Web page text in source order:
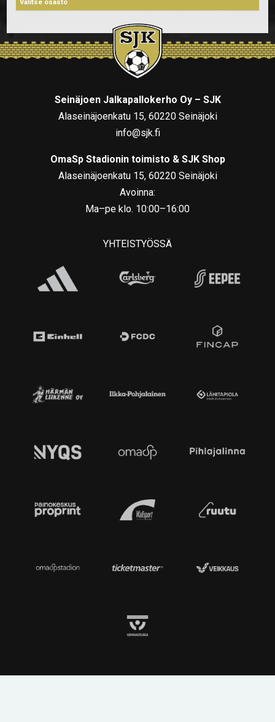
Seinäjoen Jalkapallokerho Oy – SJK
Alaseinäjoenkatu 15, 60220 Seinäjoki
info@sjk.fi
OmaSp Stadionin toimisto & SJK Shop
Alaseinäjoenkatu 15, 60220 Seinäjoki
Avoinna:
Ma–pe klo. 10:00–16:00
YHTEISTYÖSSÄ